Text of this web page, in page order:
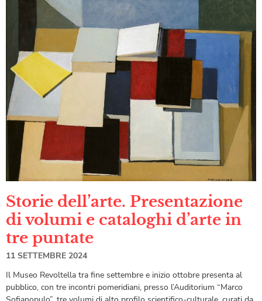
Storie dell’arte. Presentazione
di volumi e cataloghi d’arte in
tre puntate
11 SETTEMBRE 2024
Il Museo Revoltella tra fine settembre e inizio ottobre presenta al
pubblico, con tre incontri pomeridiani, presso l’Auditorium “Marco